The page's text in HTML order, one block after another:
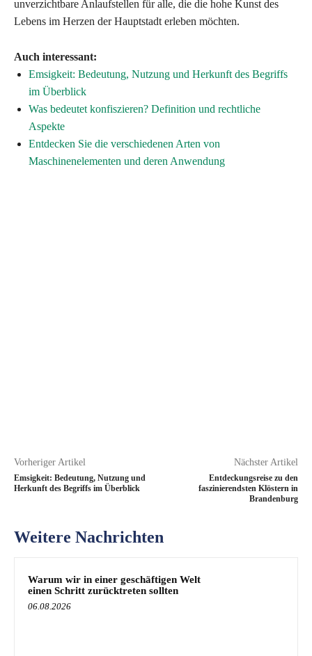
unverzichtbare Anlaufstellen für alle, die die hohe Kunst des
Lebens im Herzen der Hauptstadt erleben möchten.
Auch interessant:
Emsigkeit: Bedeutung, Nutzung und Herkunft des Begriffs
im Überblick
Was bedeutet konfiszieren? Definition und rechtliche
Aspekte
Entdecken Sie die verschiedenen Arten von
Maschinenelementen und deren Anwendung
Vorheriger Artikel
Emsigkeit: Bedeutung, Nutzung und
Herkunft des Begriffs im Überblick
Nächster Artikel
Entdeckungsreise zu den
faszinierendsten Klöstern in
Brandenburg
Weitere Nachrichten
Warum wir in einer geschäftigen Welt
einen Schritt zurücktreten sollten
06.08.2026